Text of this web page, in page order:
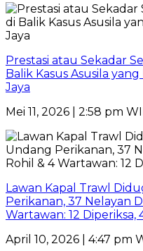
Prestasi atau Sekadar
Balik Kasus Asusila
Jaya
Mei 11, 2026 | 2:58 pm
Lawan Kapal Trawl
Perikanan, 37 Nelayan
Wartawan: 12 Diperiksa,
April 10, 2026 | 4:47 pm